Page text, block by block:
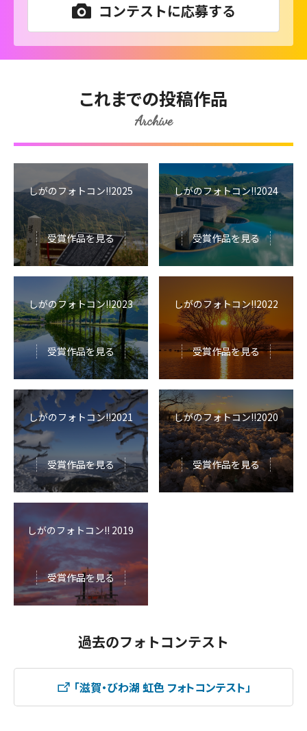
コンテストに応募する
これまでの投稿作品
Archive
しがのフォトコン!!2025
受賞作品を見る
しがのフォトコン!!2024
受賞作品を見る
しがのフォトコン!!2023
受賞作品を見る
しがのフォトコン!!2022
受賞作品を見る
しがのフォトコン!!2021
受賞作品を見る
しがのフォトコン!!2020
受賞作品を見る
しがのフォトコン!! 2019
受賞作品を見る
過去のフォトコンテスト
「滋賀・びわ湖 虹色 フォトコンテスト」